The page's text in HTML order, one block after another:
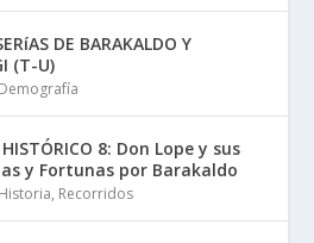
DE BARAKALDO Y
(T-U)
Demografía
HISTÓRICO 8: Don Lope y sus
y Fortunas por Barakaldo
Historia, Recorridos